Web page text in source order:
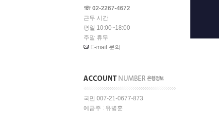
☏ 02-2267-4672
근무 시간
평일 10:00~18:00
주말 휴무
E-mail 문의
국민 007-21-0677-873
예금주 : 유병훈